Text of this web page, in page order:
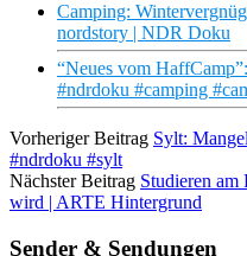
Camping:
nordstory | NDR Doku
“Neues vom
#ndrdoku #camping
Vorheriger Beitrag Sylt:
#ndrdoku #sylt
Nächster Beitrag Studieren
wird | ARTE Hintergrund
Sender & Sendungen